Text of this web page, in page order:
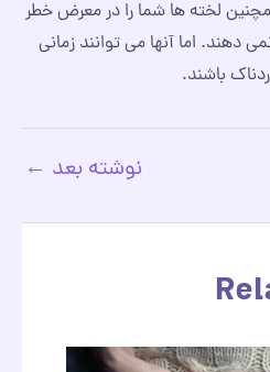
لخته ها شما را در معرض خطر
دهند. اما آنها می توانند زمانی
باشند.
نوشته بعد ←